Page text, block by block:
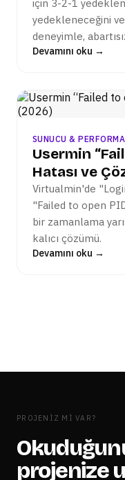
için 3-2-1
yedekleneceğini
deneyimle,
Devamını oku →
SUNUCU &
Usermin
Hatası ve
Virtualmin'de
"Failed to open
bir zamanlama
kalıcı çözümü.
Devamını oku →
PROJENIZ MI VAR?
projenize